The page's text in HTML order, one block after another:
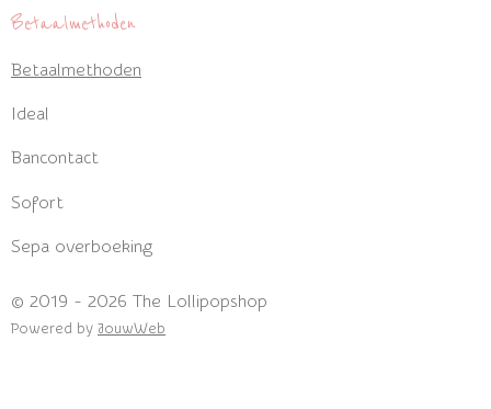
e
o
o
t
g
m
Betaalmethoden
Betaalmethoden
Ideal
Bancontact
Sofort
Sepa overboeking
© 2019 - 2026 The Lollipopshop
Powered by JouwWeb